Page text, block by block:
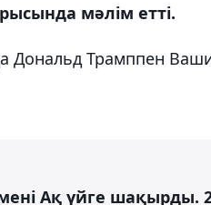
мәлім етті.
Дональд Трамппен
Ақ үйге шақырды.